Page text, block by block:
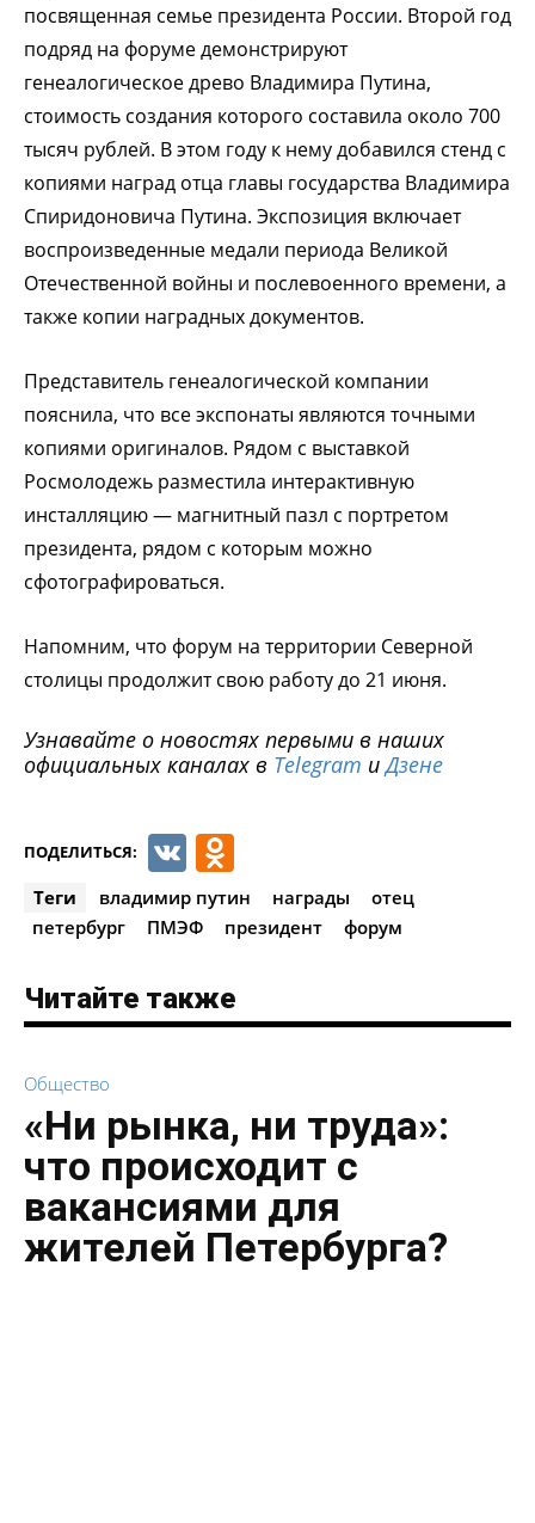
посвященная семье президента России. Второй год
подряд на форуме демонстрируют
генеалогическое древо Владимира Путина,
стоимость создания которого составила около 700
тысяч рублей. В этом году к нему добавился стенд с
копиями наград отца главы государства Владимира
Спиридоновича Путина. Экспозиция включает
воспроизведенные медали периода Великой
Отечественной войны и послевоенного времени, а
также копии наградных документов.
Представитель генеалогической компании
пояснила, что все экспонаты являются точными
копиями оригиналов. Рядом с выставкой
Росмолодежь разместила интерактивную
инсталляцию — магнитный пазл с портретом
президента, рядом с которым можно
сфотографироваться.
Напомним, что форум на территории Северной
столицы продолжит свою работу до 21 июня.
Узнавайте о новостях первыми в наших
официальных каналах в Telegram иДзене
ПОДЕЛИТЬСЯ: VK
Теги владимир путин награды
отец
петербург
ПМЭФ президент форум
Читайте также
Общество
«Ни рынка, ни труда»:
что происходит с
вакансиями для
жителей Петербурга?